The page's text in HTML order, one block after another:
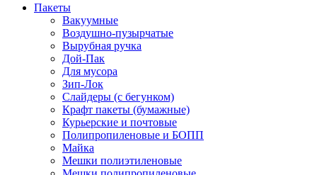
Пакеты
Вакуумные
Воздушно-пузырчатые
Вырубная ручка
Дой-Пак
Для мусора
Зип-Лок
Слайдеры (с бегунком)
Крафт пакеты (бумажные)
Курьерские и почтовые
Полипропиленовые и БОПП
Майка
Мешки полиэтиленовые